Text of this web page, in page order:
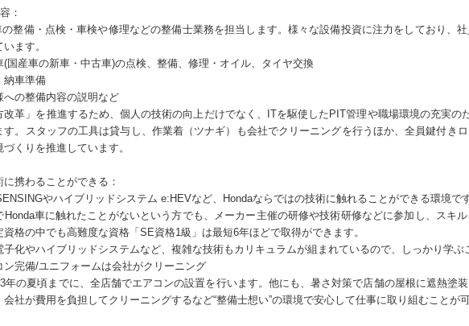
：
の整備・点検・車検や修理などの整備士業務を担当します。様々な設備投資に注力をしており、
ます。
(国産車の新車・中古車)の点検、整備、修理・オイル、タイヤ交換
納車準備
への整備内容の説明など
改革」を推進するため、個人の技術の向上だけでなく、ITを駆使したPIT管理や職場環境の充実の
す。スタッフの工具は貸与し、作業着（ツナギ）も会社でクリーニングを行うほか、全員鍵付き
くりを推進しています。
に携わることができる：
やハイブリッドシステム e:HEVなど、Hondaならではの技術に触れることができる環境です
Honda車に触れたことがないという方でも、メーカー主催の研修や技術研修などに参加し、スキ
資格の中でも高難度な資格「SE資格1級」は最短6年ほどで取得ができます。
子化やハイブリッドシステムなど、複雑な技術もカリキュラムが組まれているので、しっかり学ぶ
ン完備/ユニフォームは会社がクリーニング
年の夏頃までに、全店舗でエアコンの設置を行います。他にも、暑さ対策で店舗の屋根に遮熱塗
会社が費用を負担してクリーニングするなど“整備士想い”の環境で安心して仕事に取り組むことが可